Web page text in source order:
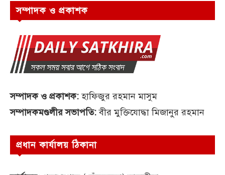
সম্পাদক ও প্রকাশক
সম্পাদক ও প্রকাশক:হাফিজুর রহমান মাসুম
সম্পাদকমণ্ডলীর সভাপতি:বীর মুক্তিযোদ্ধা মিজানুর রহমান
প্রধান কার্যালয় ঠিকানা